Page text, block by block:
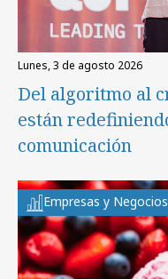
lunes, 3 de agosto 2026
Del algoritmo al
están
comunicación
Empresas y Negocios